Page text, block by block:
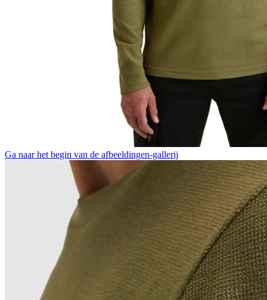
Ga naar het begin van de afbeeldingen-gallerij